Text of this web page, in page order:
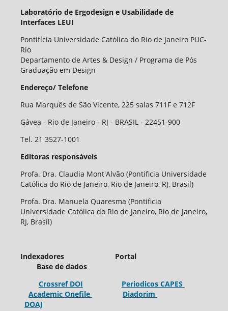
Laboratório de Ergodesign e Usabilidade de
Interfaces LEUI
Pontifícia Universidade Católica do Rio de Janeiro PUC-
Rio
Departamento de Artes & Design / Programa de Pós
Graduação em Design
Endereço/ Telefone
Rua Marquês de São Vicente, 225 salas 711F e 712F
Gávea - Rio de Janeiro - RJ - BRASIL - 22451-900
Tel. 21 3527-1001
Editoras responsáveis
Profa. Dra. Claudia Mont'Alvão (Pontificia Universidade
Católica do Rio de Janeiro, Rio de Janeiro, RJ, Brasil)
Profa. Dra. Manuela Quaresma (Pontificia
Universidade Católica do Rio de Janeiro, Rio de Janeiro,
RJ, Brasil)
Indexadores Portal
Base de dados
CrossrefDOI PeriodicosCAPES
Academic Onefile
Diadorim
DOAJ